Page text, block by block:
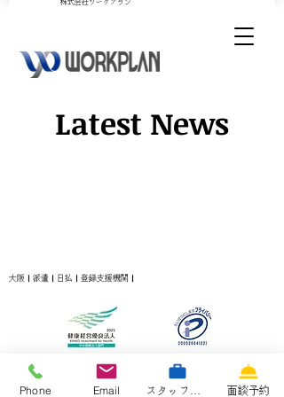
​株式会社ワークプラン
Latest News
大阪｜派遣｜日払｜登録支援機関｜
Phone Email 面談予約